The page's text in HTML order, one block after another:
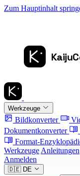
Zum Hauptinhalt
Werkzeuge
Bildkonverter
Dokumentkonverter
Format-
Werkzeuge Anleitungen
Anmelden
🇩🇪 DE